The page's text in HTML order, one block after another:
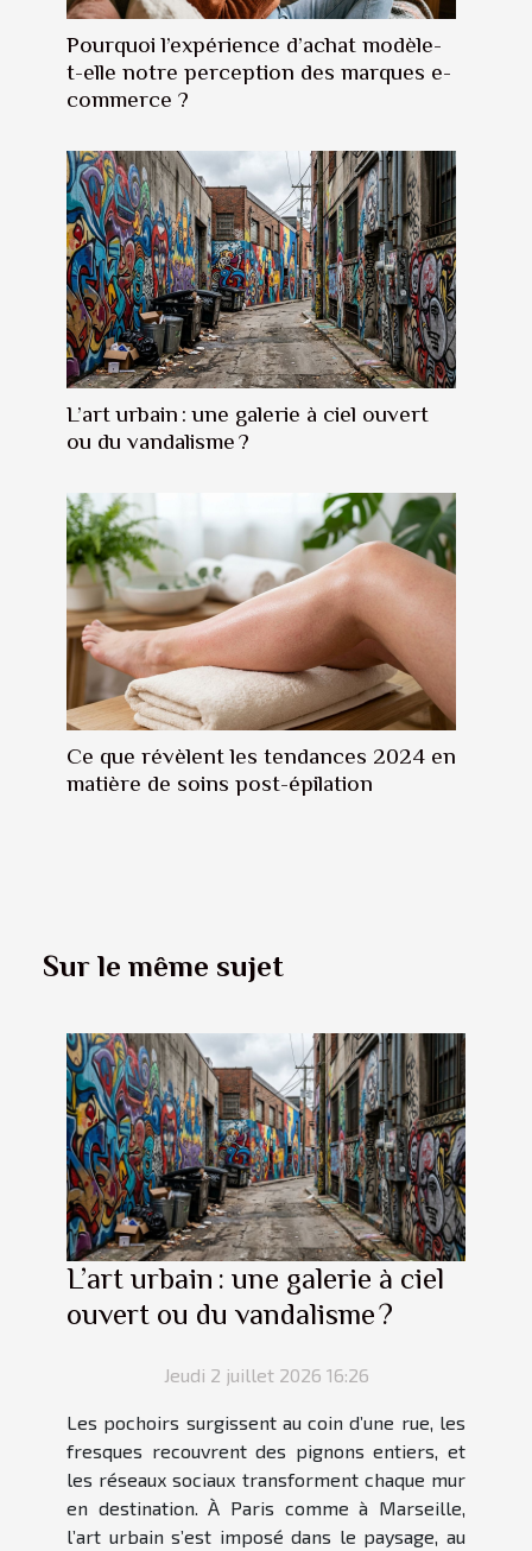
Pourquoi l’expérience d’achat modèle-
t-elle notre perception des marques e-
commerce ?
L’art urbain : une galerie à ciel ouvert
ou du vandalisme ?
Ce que révèlent les tendances 2024 en
matière de soins post-épilation
Sur le même sujet
L’art urbain : une galerie à ciel
ouvert ou du vandalisme ?
Jeudi 2 juillet 2026 16:26
Les pochoirs surgissent au coin d’une rue, les
fresques recouvrent des pignons entiers, et
les réseaux sociaux transforment chaque mur
en destination. À Paris comme à Marseille,
l’art urbain s’est imposé dans le paysage, au